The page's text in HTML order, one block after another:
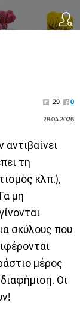
29
0
28.04.2026
τη
κλπ.),
μη
σκύλους που
μέρος
Οι